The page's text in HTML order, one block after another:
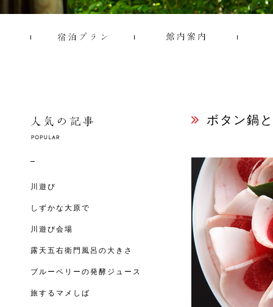
川遊び
しずかな大原で
川遊び会場
露天五右衛門風呂の大きさ
ブルーベリーの発酵ジュース
旅するマメしば
ボタン鍋